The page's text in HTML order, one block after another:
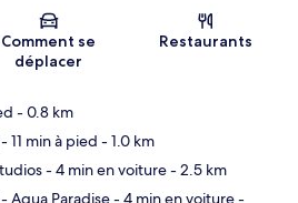
Carte
Comment se
déplacer
Restaurants
- 0.8 km
- 11 min à pied - 1.0 km
- 4 min en voiture- 2.5 km
Aqua Paradise- 4 min en voiture-